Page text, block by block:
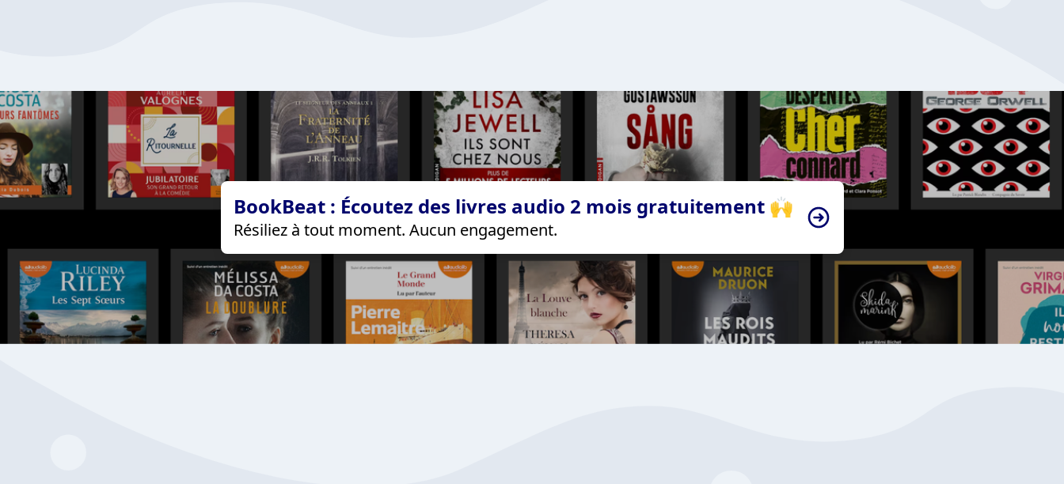
BookBeat : Écoutez des livres audio 2 mois gratuitement 🙌
Résiliez à tout moment. Aucun engagement.